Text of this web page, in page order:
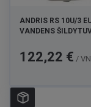
ANDRIS RS 10U/3
VANDENS
Kaina
122,22 € /